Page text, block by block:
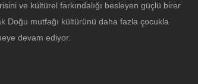
ve kültürel farkındalığı besleyen güçlü birer
Doğu mutfağı kültürünü daha fazla çocukla
devam ediyor.